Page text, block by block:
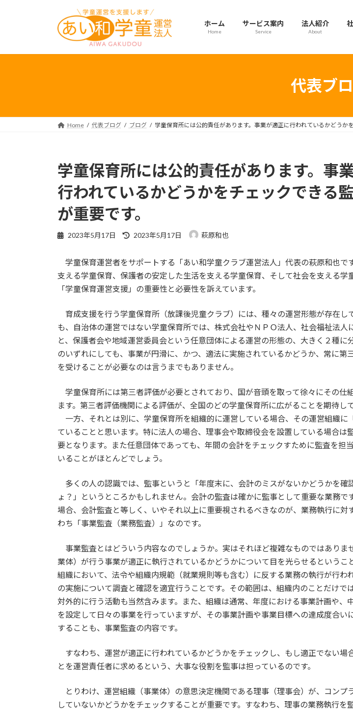
ツ
シ
ホーム
Home
サービス案内
Service
法人紹介
About
代表ブ
Home 代表ブログ ブログ 学童保育所には公的責任があります。事業が適正に行われているかどうか
学童保育所には公的責任があります。事
行われているかどうかをチェックできる
が重要です。
2023年5月17日
最
新
日
2023年5月17日 萩原和也
学童保育運営者をサポートする「あい和学童クラブ運営法人」代表の萩原和也で
支える学童保育、保護者の安定した生活を支える学童保育、そして社会を支える学
「学童保育運営支援」の重要性と必要性を訴えています。
育成支援を行う学童保育所（放課後児童クラブ）には、種々の運営形態が存在し
も、自治体の運営ではない学童保育所では、株式会社やＮＰＯ法人、社会福祉法人
と、保護者会や地域運営委員会という任意団体による運営の形態の、大きく２種に
のいずれにしても、事業が円滑に、かつ、適法に実施されているかどうか、常に第
を受けることが必要なのは言うまでもありません。
学童保育所には第三者評価が必要とされており、国が音頭を取って徐々にその仕
ます。第三者評価機関による評価が、全国のどの学童保育所に広がることを期待して
一方、それとは別に、学童保育所を組織的に運営している場合、その運営組織に
ていることと思います。特に法人の場合、理事会や取締役会を設置している場合は
要となります。また任意団体であっても、年間の会計をチェックすために監査を担
いることがほとんどでしょう。
多くの人の認識では、監事というと「年度末に、会計のミスがないかどうかを確
ょ？」というところかもしれません。会計の監査は確かに監事として重要な業務で
場合、会計監査と等しく、いやそれ以上に重要視されるべきなのが、業務執行に対
わち「事業監査（業務監査）」なのです。
事業監査とはどういう内容なのでしょうか。実はそれほど複雑なものではありま
業体）が行う事業が適正に執行されているかどうかについて目を光らせるというこ
組織において、法令や組織内規範（就業規則等も含む）に反する業務の執行が行わ
の実施について調査と確認を適宜行うことです。その範囲は、組織内のことだけで
対外的に行う活動も当然含みます。また、組織は通常、年度における事業計画や、
を設定して日々の事業を行っていますが、その事業計画や事業目標への達成度合い
することも、事業監査の内容です。
すなわち、運営が適正に行われているかどうかをチェックし、もし適正でない場
とを運営責任者に求めるという、大事な役割を監事は担っているのです。
とりわけ、運営組織（事業体）の意思決定機関である理事（理事会）が、コンプ
していないかどうかをチェックすることが重要です。すなわち、理事の業務執行を